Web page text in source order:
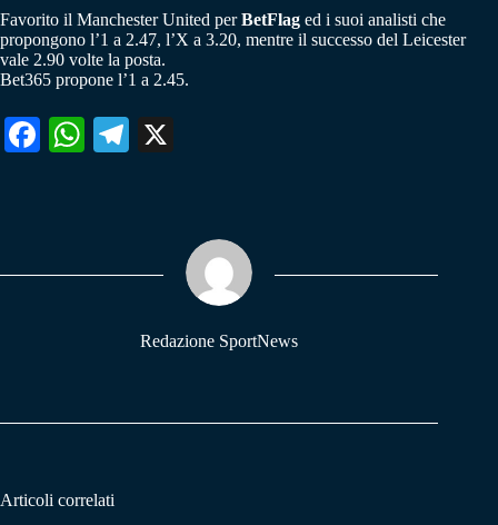
Favorito il Manchester United perBetFlag ed i suoi analisti che
propongono l’1 a 2.47, l’X a 3.20, mentre il successo del Leicester
vale 2.90 volte la posta.
Bet365 propone l’1 a 2.45.
Fa W
pp
Te
m
Redazione SportNews
Articoli correlati